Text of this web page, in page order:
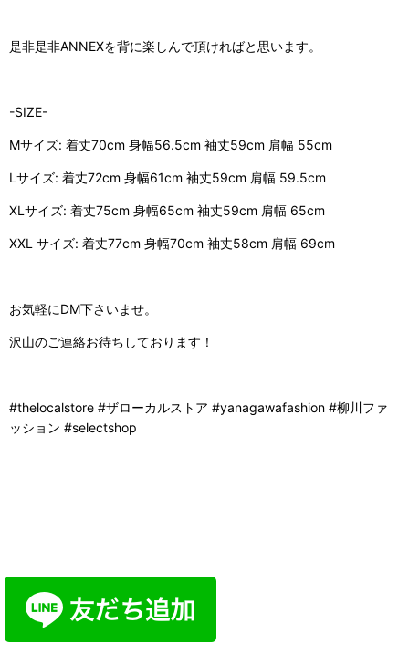
是非是非ANNEXを背に楽しんで頂ければと思います。
-SIZE-
Mサイズ: 着丈70cm 身幅56.5cm 袖丈59cm 肩幅 55cm
Lサイズ: 着丈72cm 身幅61cm 袖丈59cm 肩幅 59.5cm
XLサイズ: 着丈75cm 身幅65cm 袖丈59cm 肩幅 65cm
XXL サイズ: 着丈77cm 身幅70cm 袖丈58cm 肩幅 69cm
お気軽にDM下さいませ。
沢山のご連絡お待ちしております！
#thelocalstore #ザローカルストア #yanagawafashion #柳川ファ
ッション #selectshop